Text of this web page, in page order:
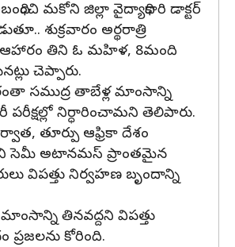
మకోని జిల్లా వైద్యాధికారి డాక్టర్
శుక్రవారం అర్థరాత్రి
తిని ఓ మహిళ, 8మంది
చెప్పారు.
సముద్ర తాబేళ్ల మాంసాన్ని
పరీక్షల్లో నిర్ధారించామని తెలిపారు.
తూర్పు ఆఫ్రికా దేశం
అటానమస్ ప్రాంతమైన
విపత్తు నిర్వహణ బృందాన్ని
తినవద్దని విపత్తు
ప్రజలను కోరింది.